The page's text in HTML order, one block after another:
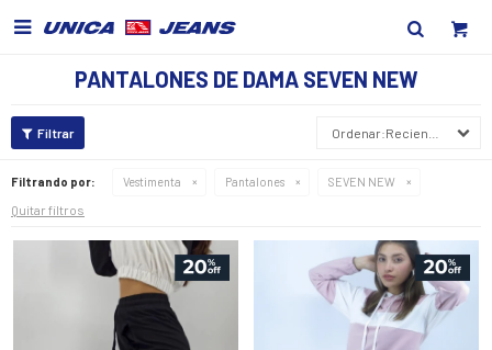

PANTALONES DE DAMA SEVEN NEW
Recientes
Filtrando por: Vestimenta Pantalones SEVEN NEW
Quitar filtros